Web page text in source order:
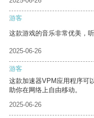
游客
这款游戏的音乐非常优美，
2025-06-26
游客
这款加速器VPM应用程序可
助你在网络上自由移动。
2025-06-26